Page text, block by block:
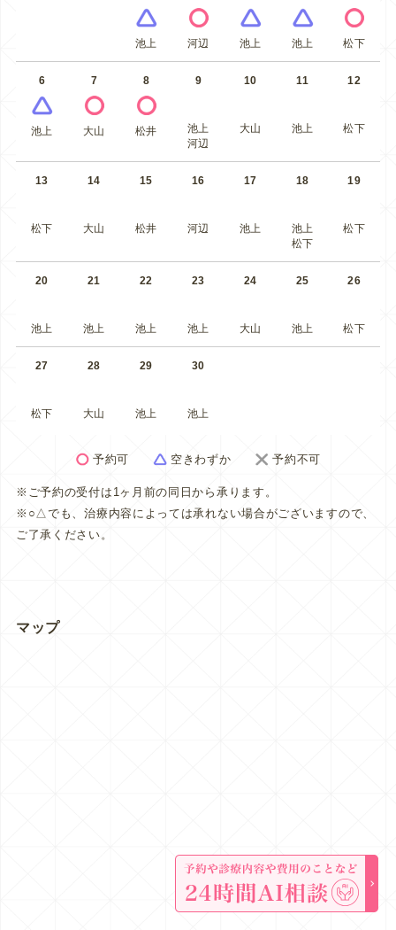
池上 河辺 池上 池上 松下
6
池上
7
大山
8
松井
9
池上
河辺
10
大山
11
池上
12
松下
13
松下
14
大山
15
松井
16
河辺
17
池上
18
池上
松下
19
松下
20
池上
21
池上
22
池上
23
池上
24
大山
25
池上
26
松下
27
松下
28
大山
29
池上
30
池上
予約可 空きわずか 予約不可
※ご予約の受付は1ヶ月前の同日から承ります。
※○△でも、治療内容によっては承れない場合がございますので、
ご了承ください。
マップ